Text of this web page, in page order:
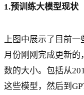
1.预训练大模型现状
上图中展示了目前
月份刚刚完成更新
数的大小。包括从
这些模型，然后到